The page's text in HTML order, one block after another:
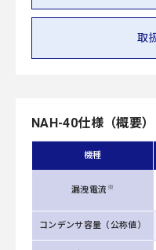
取
NAH-40仕様（概要）
機種
漏洩電流 ※
コンデンサ容量（公称値）